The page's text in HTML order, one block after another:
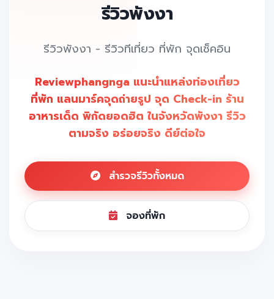
รีวิวพังงา
รีวิวพังงา - รีวิวทีเที่ยว ที่พัก จุดเช็คอิน
Reviewphangnga แนะนำแหล่งท่องเที่ยว
ที่พัก แลนมาร์คจุดถ่ายรูป จุด Check-in ร้าน
อาหารเด็ด พิกัดยอดฮิต ในจังหวัดพังงา รีวิว
ตามจริง อร่อยจริง ดีย์ต่อใจ
สำรวจรีวิวทั้งหมด
จองที่พัก